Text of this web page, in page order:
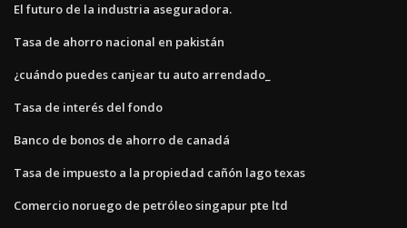
El futuro de la industria aseguradora.
Tasa de ahorro nacional en pakistán
¿cuándo puedes canjear tu auto arrendado_
Tasa de interés del fondo
Banco de bonos de ahorro de canadá
Tasa de impuesto a la propiedad cañón lago texas
Comercio noruego de petróleo singapur pte ltd